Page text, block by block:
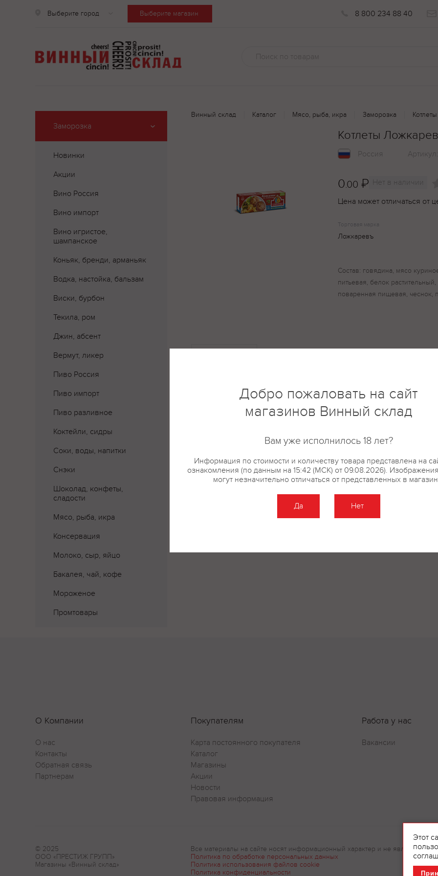
Выберите город Выберите магазин 8 800 234 88 40
Заморозка
Новинки
Акции
Вино Россия
Вино импорт
Вино игристое,
шампанское
Коньяк, бренди, арманьяк
Водка, настойка, бальзам
Виски, бурбон
Текила, ром
Джин, абсент
Вермут, ликер
Пиво Россия
Пиво импорт
Пиво разливное
Коктейли, сидры
Соки, воды, напитки
Снэки
Шоколад, конфеты,
сладости
Мясо, рыба, икра
Консервация
Молоко, сыр, яйцо
Бакалея, чай, кофе
Мороженое
Промтовары
Винный склад Каталог Мясо, рыба, икра Заморозка
Котлеты
Россия Артикул:
0.00 ₽ Нет в наличии
Цена может отличаться от
Торговая марка
Ложкаревъ
Состав: говядина, мясо
питьевая, белок растительный,
поваренная пищевая, чеснок,
О Компании
О нас
Контакты
Обратная связь
Партнерам
Покупателям
Карта постоянного покупателя
Каталог
Магазины
Акции
Новости
Правовая информация
Работа у нас
Вакансии
© 2025
ООО «ПРЕСТИЖ ГРУПП»
Магазины «Винный склад»
Все материалы на сайте носят информационный характер и не являются
Политика по обработке персональных данных
Политика использования файлов cookie
Политика конфиденциальности
Этот
Добро пожаловать на сайт
магазинов Винный склад
Вам уже исполнилось 18 лет?
Информация по стоимости и количеству товара представлена на
ознакомления (по данным на 15:42 (МСК) от 09.08.2026).
могут незначительно отличаться от представленных в
Да Нет